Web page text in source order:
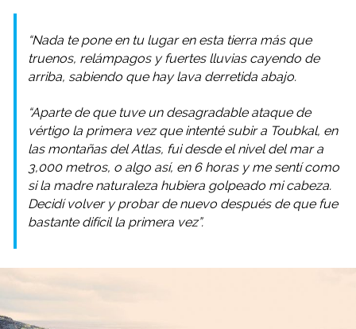
“Nada te pone en tu lugar en esta tierra más que
truenos, relámpagos y fuertes lluvias cayendo de
arriba, sabiendo que hay lava derretida abajo.
“Aparte de que tuve un desagradable ataque de
vértigo la primera vez que intenté subir a Toubkal, en
las montañas del Atlas, fui desde el nivel del mar a
3,000 metros, o algo así, en 6 horas y me sentí como
si la madre naturaleza hubiera golpeado mi cabeza.
Decidí volver y probar de nuevo después de que fue
bastante difícil la primera vez”.